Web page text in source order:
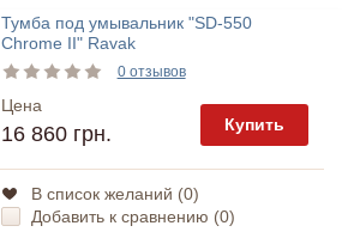
Тумба под умывальник "SD-550
Chrome II" Ravak
0 отзывов
Цена
16 860 грн. Купить
В список желаний (0)
Добавить к сравнению (0)